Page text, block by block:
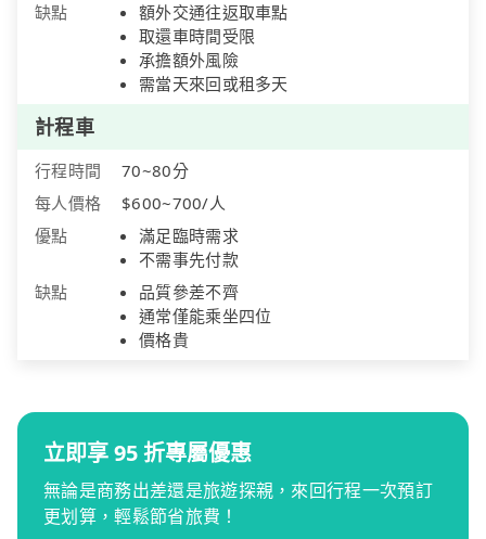
缺點
額外交通往返取車點
取還車時間受限
承擔額外風險
需當天來回或租多天
計程車
行程時間
70~80分
每人價格
$600~700/人
優點
滿足臨時需求
不需事先付款
缺點
品質參差不齊
通常僅能乘坐四位
價格貴
立即享 95 折專屬優惠
無論是商務出差還是旅遊探親，來回行程一次預訂
更划算，輕鬆節省旅費！